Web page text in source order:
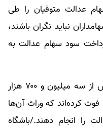
عدالت متوفیان را طی
نباید نگران باشند،
سود سهام عدالت به
گفتنی است، بنابر آمار اعلامی بیش از سه میلیون و ۷۰۰ هزار
سهامدار سهام عدالت از سال ۱۳۸۴ فوت کرده‌اند که وراث آن‌ها
را انجام دهند./باشگاه